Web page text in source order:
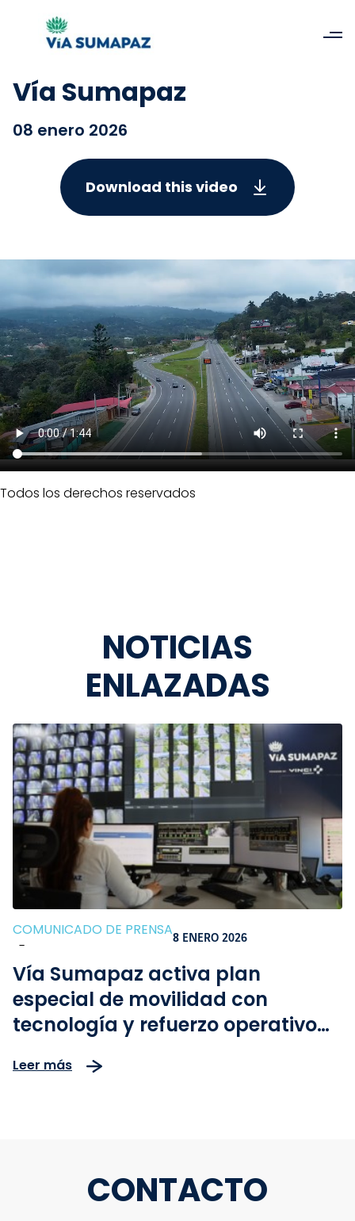
Vía Sumapaz
08 enero 2026
Download this video
Todos los derechos reservados
NOTICIAS
ENLAZADAS
COMUNICADO DE PRENSA
-
8 ENERO 2026
Vía Sumapaz activa plan
especial de movilidad con
tecnología y refuerzo operativo
Magos
Leer más
CONTACTO